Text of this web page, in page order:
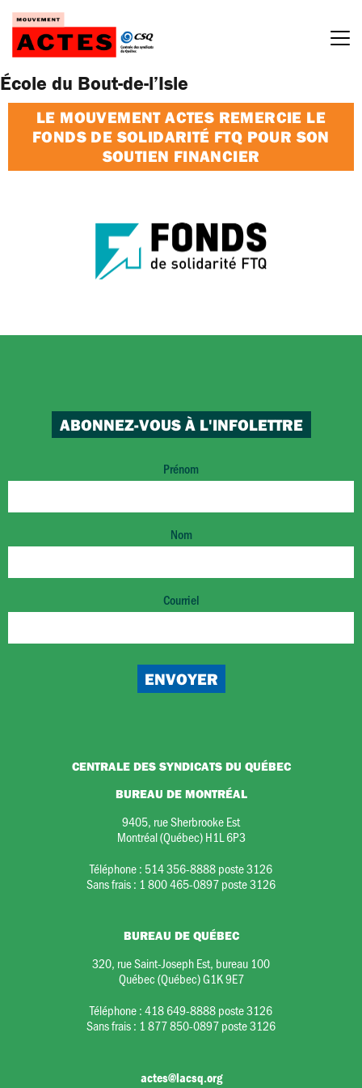
Passer
contenu
École du Bout-de-l’Isle
LE MOUVEMENT ACTES REMERCIE LE
FONDS DE SOLIDARITÉ FTQ POUR SON
SOUTIEN FINANCIER
ABONNEZ-VOUS À L'INFOLETTRE
Prénom
Nom
Courriel
CENTRALE DES SYNDICATS DU QUÉBEC
BUREAU DE MONTRÉAL
9405, rue Sherbrooke Est
Montréal (Québec) H1L 6P3
Téléphone : 514 356-8888 poste 3126
Sans frais : 1 800 465-0897 poste 3126
BUREAU DE QUÉBEC
320, rue Saint-Joseph Est, bureau 100
Québec (Québec) G1K 9E7
Téléphone :418 649-8888 poste 3126
Sans frais : 1 877 850-0897 poste 3126
actes@lacsq.org